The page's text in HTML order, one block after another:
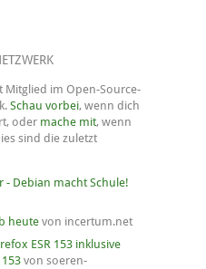
Mitglied im Open-Source-
Schau vorbei, wenn dich
oder mache mit, wenn
sind die zuletzt
Debian macht Schule!
heutevon incertum.net
ESR 153 inklusive
von soeren-